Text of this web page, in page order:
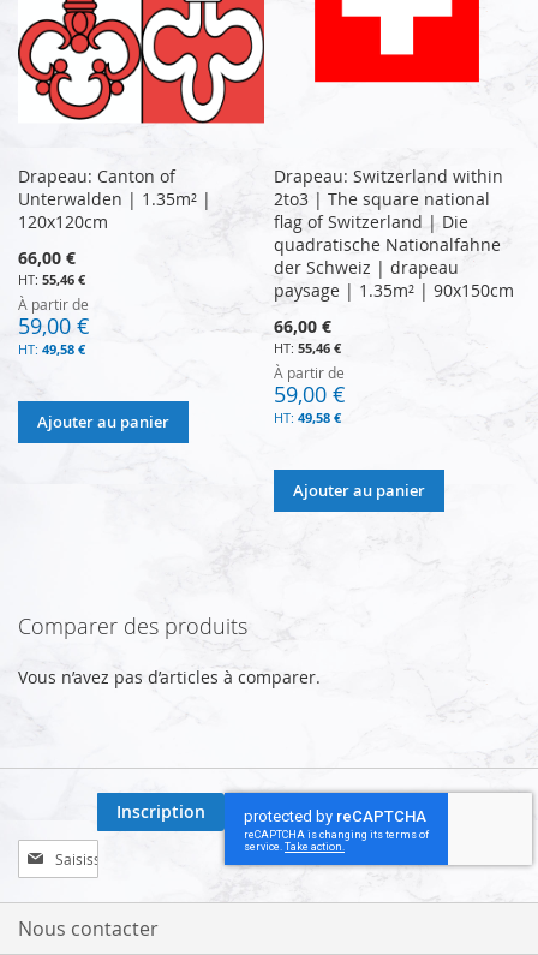
Drapeau: Canton of
Unterwalden | 1.35m² |
120x120cm
66,00 €
55,46 €
À partir de
59,00 €
49,58 €
Ajouter au panier
Drapeau: Switzerland within
2to3 | The square national
flag of Switzerland | Die
quadratische Nationalfahne
der Schweiz | drapeau
paysage | 1.35m² | 90x150cm
66,00 €
55,46 €
À partir de
59,00 €
49,58 €
Ajouter au panier
Comparer des produits
Vous n’avez pas d’articles à comparer.
Inscription
à
notre
lettre
Inscription
Nous contacter